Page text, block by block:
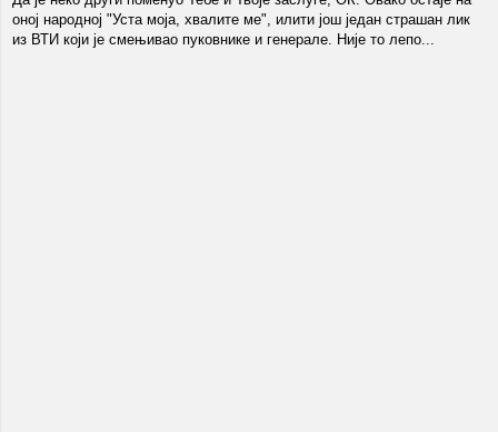
оној народној "Уста моја, хвалите ме", илити још један страшан лик
из ВТИ који је смењивао пуковнике и генерале. Није то лепо...